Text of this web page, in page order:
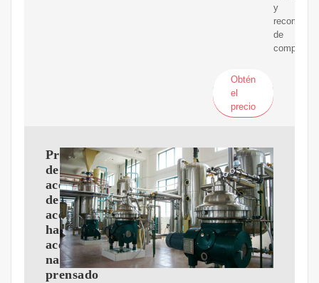
y
de
compra.
Obtén
el
precio
Prensa
de
aceite
de
aceite,
hacer
aceite
natural
prensado